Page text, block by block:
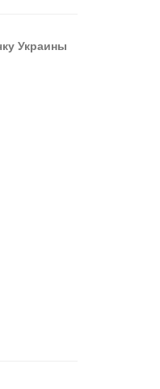
Украины